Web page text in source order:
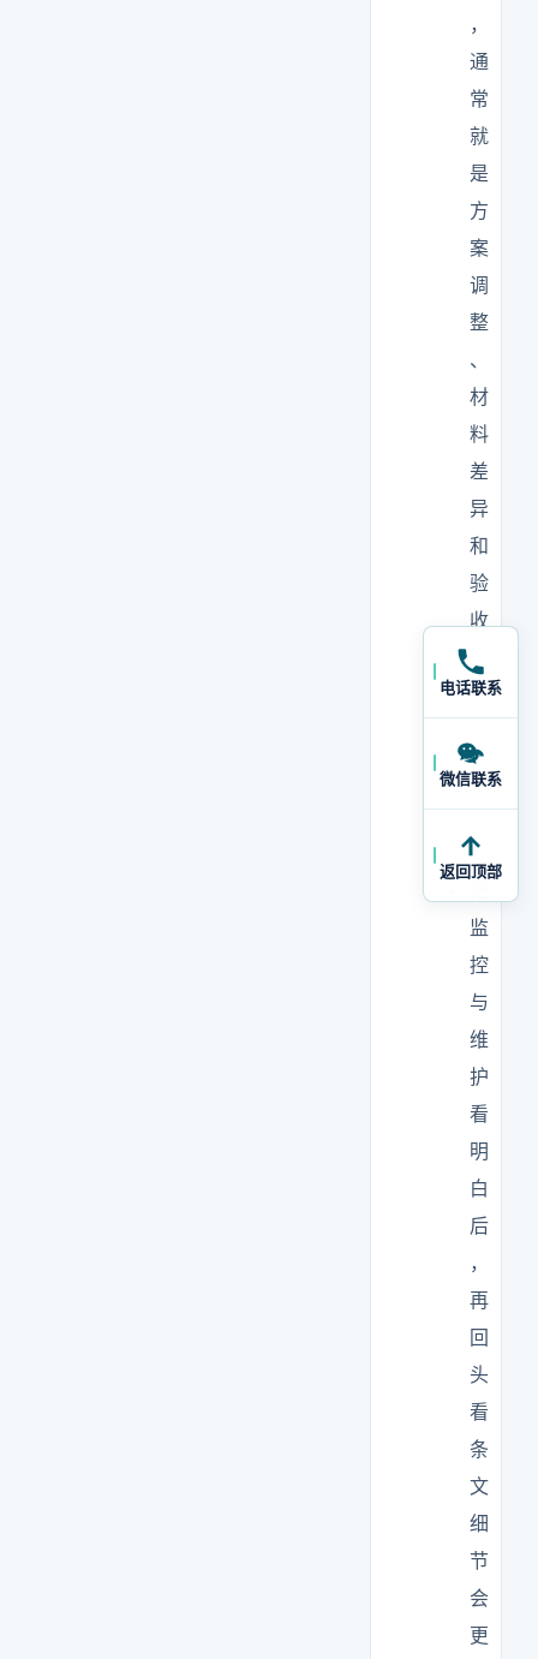
，
通
常
就
是
方
案
调
整
、
材
料
差
异
和
验
收
险
来
源
。
监
控
与
维
护
看
明
白
后
，
再
回
头
看
条
文
细
节
会
更
电话联系
微信联系
返回顶部